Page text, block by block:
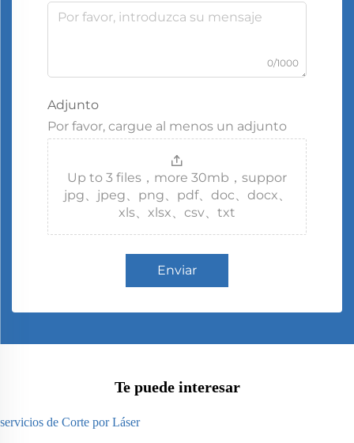
0/1000
Adjunto
Por favor, cargue al menos un adjunto
Up to 3 files，more 30mb，suppor
jpg、jpeg、png、pdf、doc、docx、
xls、xlsx、csv、txt
Enviar
Te puede interesar
servicios de Corte por Láser